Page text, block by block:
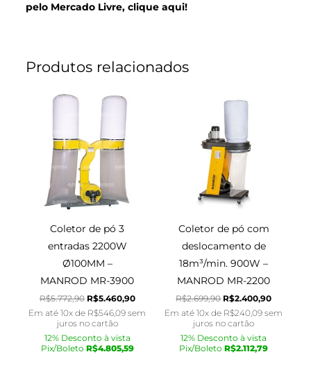
pelo Mercado Livre, clique aqui!
Produtos relacionados
Coletor de pó 3
entradas 2200W
Ø100MM –
MANROD MR-3900
R$5.772,90
preço
R$5.772,90.
R$5.460,90
Em até 10x de R$546,09 sem
juros no cartão
12% Desconto à vista
Pix/Boleto R$4.805,59
Coletor de pó com
deslocamento de
18m³/min. 900W –
MANROD MR-2200
R$2.699,90
preço
era:
R$2.699,90.
R$2.400,90
Em até 10x de R$240,09 sem
juros no cartão
12% Desconto à vista
Pix/Boleto R$2.112,79